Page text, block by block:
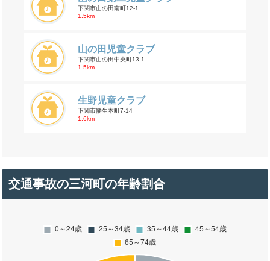
下関市山の田南町12-1
1.5km
山の田児童クラブ
下関市山の田中央町13-1
1.5km
生野児童クラブ
下関市幡生本町7-14
1.6km
交通事故の三河町の年齢割合